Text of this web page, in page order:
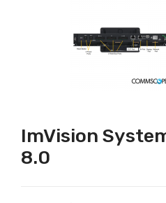
ImVision
8.0